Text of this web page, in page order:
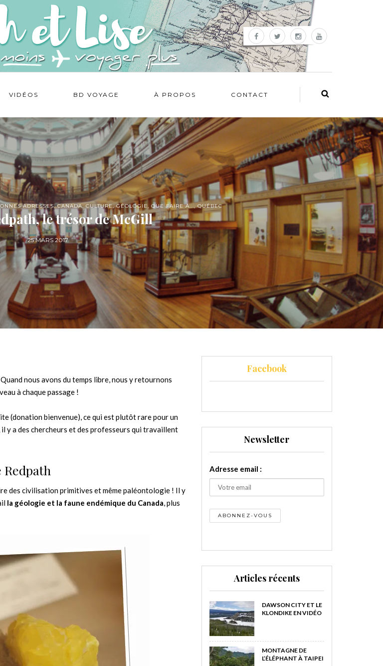
VIDÉOS BD VOYAGE À PROPOS CONTACT
ADRESSES,CANADA, CULTURE,GÉOLOGIE, QUE FAIRE À...,QUÉBEC
le trésor de McGill
25 MARS 2017
Quand nous avons du temps libre, nous y retournons
à chaque passage !
(donation bienvenue), ce qui est plutôt rare pour un
y a des chercheurs et des professeurs qui travaillent
des civilisation primitives et même paléontologie ! Il y
la géologie et la faune endémique du Canada, plus
Facebook
Newsletter
Adresse email :
Articles récents
DAWSON CITY ET LE
KLONDIKE EN VIDÉO
MONTAGNE DE
L’ÉLÉPHANT À TAIPEI